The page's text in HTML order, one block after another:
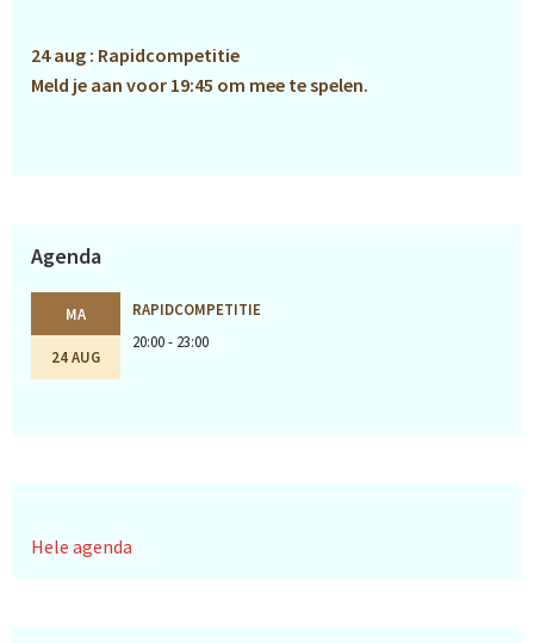
24 aug : Rapidcompetitie
Meld je aan voor 19:45 om mee te spelen.
Agenda
MA
24 AUG
RAPIDCOMPETITIE
20:00 - 23:00
Hele agenda